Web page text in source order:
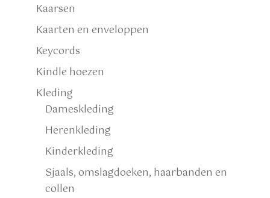
Kaarsen
Kaarten en enveloppen
Keycords
Kindle hoezen
Kleding
Dameskleding
Herenkleding
Kinderkleding
Sjaals, omslagdoeken, haarbanden en
collen